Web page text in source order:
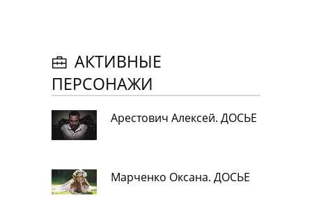
АКТИВНЫЕ
ПЕРСОНАЖИ
Арестович Алексей. ДОСЬЕ
Марченко Оксана. ДОСЬЕ